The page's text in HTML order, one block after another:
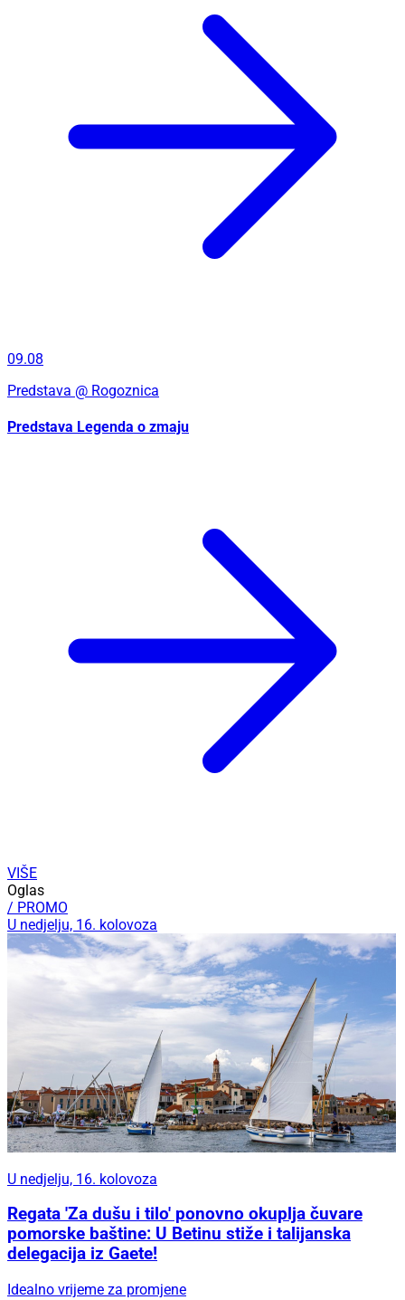
09.08
Predstava @ Rogoznica
Predstava Legenda o zmaju
VIŠE
Oglas
/ PROMO
U nedjelju, 16. kolovoza
U nedjelju, 16. kolovoza
Regata 'Za dušu i tilo' ponovno okuplja čuvare
pomorske baštine: U Betinu stiže i talijanska
delegacija iz Gaete!
Idealno vrijeme za promjene